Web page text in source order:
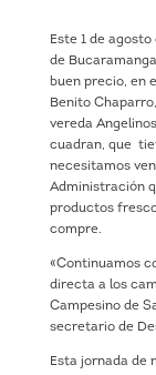
Este 1 de
de
buen precio, en
Benito
vereda
cuadran, que
necesitamos
Administración
productos
compre.
«Continuamos
directa a los
Campesino de
secretario de
Esta jornada de